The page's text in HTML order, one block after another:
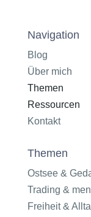
Navigation
Blog
Über mich
Themen
Ressourcen
Kontakt
Themen
Ostsee &
Trading &
Freiheit &